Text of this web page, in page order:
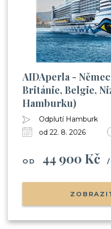
AIDAperla -
Británie, Belgie,
Hamburku)
Odplutí Hamburk
od 22. 8. 2026
OD 44 900 Kč /
Už odcházíte?
Zanechte nám svůj
Zůstaneme v kontaktu
Balíček videí, kde Vás
Informace o